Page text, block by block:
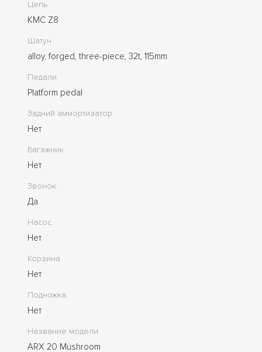
Цепь
KMC Z8
Шатун
alloy, forged, three-piece, 32t, 115mm
Педали
Platform pedal
Задний аммортизатор
Нет
Багажник
Нет
Звонок
Да
Насос
Нет
Корзина
Нет
Подножка
Нет
Название модели
ARX 20 Mushroom